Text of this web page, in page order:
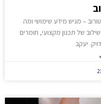
– מגיש מידע שימושי ומה
של תכנון מקצועי, חומרים
יעקב